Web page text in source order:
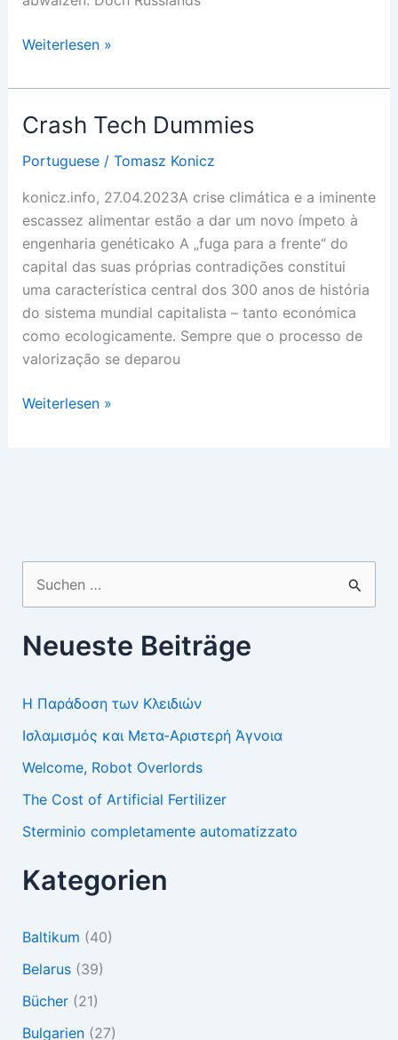
Richtung
Weiterlesen »
Crash Tech Dummies
Portuguese/ Tomasz Konicz
konicz.info, 27.04.2023A crise climática e a iminente
escassez alimentar estão a dar um novo ímpeto à
engenharia genéticako A „fuga para a frente“ do
capital das suas próprias contradições constitui
uma característica central dos 300 anos de história
do sistema mundial capitalista – tanto económica
como ecologicamente. Sempre que o processo de
valorização se deparou
Crash
Weiterlesen »
Suchen
nach:
Neueste Beiträge
Η Παράδοση των Κλειδιών
Ισλαμισμός και Μετα-Αριστερή Άγνοια
Welcome, Robot Overlords
The Cost of Artificial Fertilizer
Sterminio completamente automatizzato
Kategorien
Baltikum (40)
Belarus(39)
Bücher(21)
Bulgarien(27)